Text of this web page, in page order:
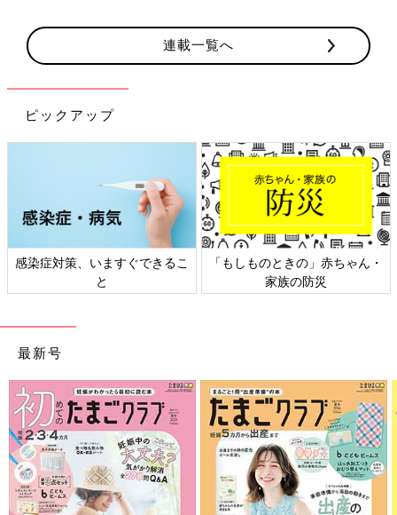
連載一覧へ
ピックアップ
のときの」赤ちゃん・
日本外来小児科学会リーフレッ
六星占
最新号